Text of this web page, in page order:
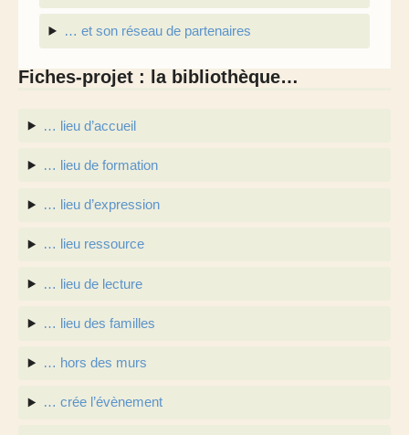
… et son réseau de partenaires
Fiches-projet : la bibliothèque…
… lieu d’accueil
… lieu de formation
… lieu d’expression
… lieu ressource
… lieu de lecture
… lieu des familles
… hors des murs
… crée l’évènement